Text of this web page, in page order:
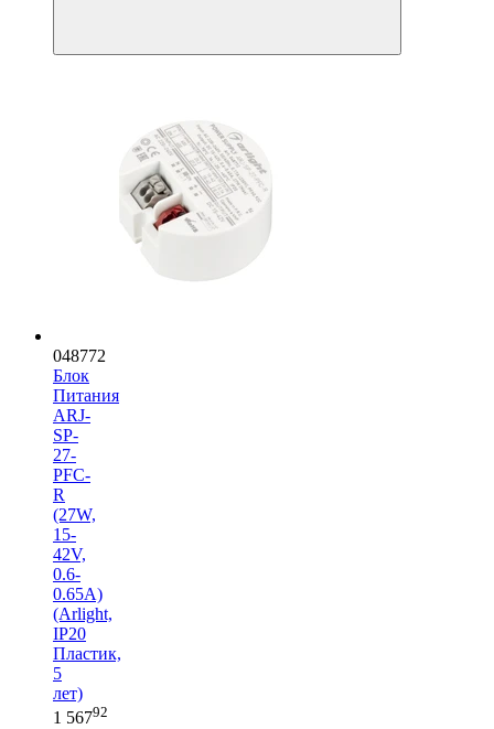
048772
Блок
Питания
ARJ-
SP-
27-
PFC-
R
(27W,
15-
42V,
0.6-
0.65A)
(Arlight,
IP20
Пластик,
5
лет)
1 56792